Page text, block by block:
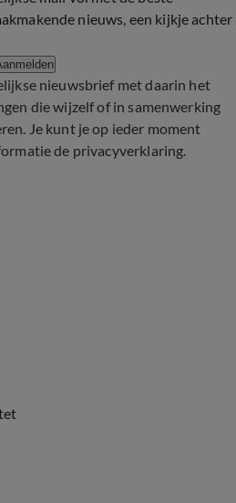
nieuws, een kijkje achter
nieuwsbrief met daarin het
die wijzelf of in samenwerking
Je kunt je op ieder moment
de privacyverklaring.